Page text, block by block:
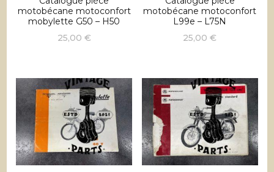
motobécane motoconfort
mobylette G50 – H50
25,00 €
motobécane motoconfort
L99e – L75N
25,00€